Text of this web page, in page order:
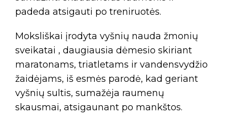
padeda atsigauti po treniruotės.
Moksliškai įrodyta vyšnių nauda žmonių
sveikatai , daugiausia dėmesio skiriant
maratonams, triatletams ir vandensvydžio
žaidėjams, iš esmės parodė, kad geriant
vyšnių sultis, sumažėja raumenų
skausmai, atsigaunant po mankštos.